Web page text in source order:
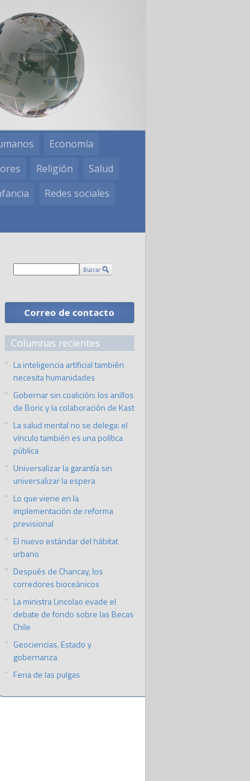
Economía
Religión
Salud
Redes sociales
Correo de contacto
Columnas recientes
La inteligencia artificial también
necesita humanidades
Gobernar sin coalición: los anillos
de Boric y la colaboración de Kast
La salud mental no se delega: el
vínculo también es una política
pública
Universalizar la garantía sin
universalizar la espera
Lo que viene en la
implementación de reforma
previsional
El nuevo estándar del hábitat
urbano
Después de Chancay, los
corredores bioceánicos
La ministra Lincolao evade el
debate de fondo sobre las Becas
Chile
Geociencias, Estado y
gobernanza
Feria de las pulgas